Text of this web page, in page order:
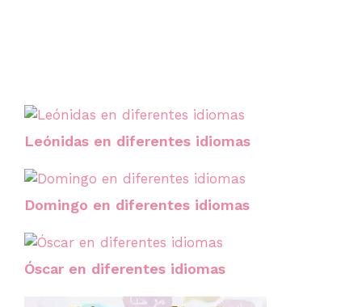
Leónidas en diferentes idiomas
Domingo en diferentes idiomas
Óscar en diferentes idiomas